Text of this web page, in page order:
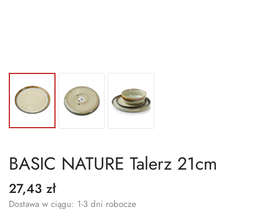
BASIC NATURE Talerz 21cm
27,43 zł
Dostawa w ciągu: 1-3 dni robocze